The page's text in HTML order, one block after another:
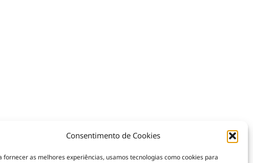
Consentimento de Cookies
fornecer as melhores experiências, usamos tecnologias como cookies para